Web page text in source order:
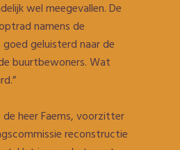
wel meegevallen. De
namens de
geluisterd naar de
buurtbewoners. Wat
heer Faems, voorzitter
reconstructie